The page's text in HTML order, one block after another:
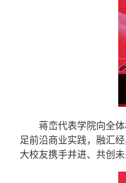
蒋峦代表学院向全
足前沿商业实践，融汇
大校友携手并进、共创